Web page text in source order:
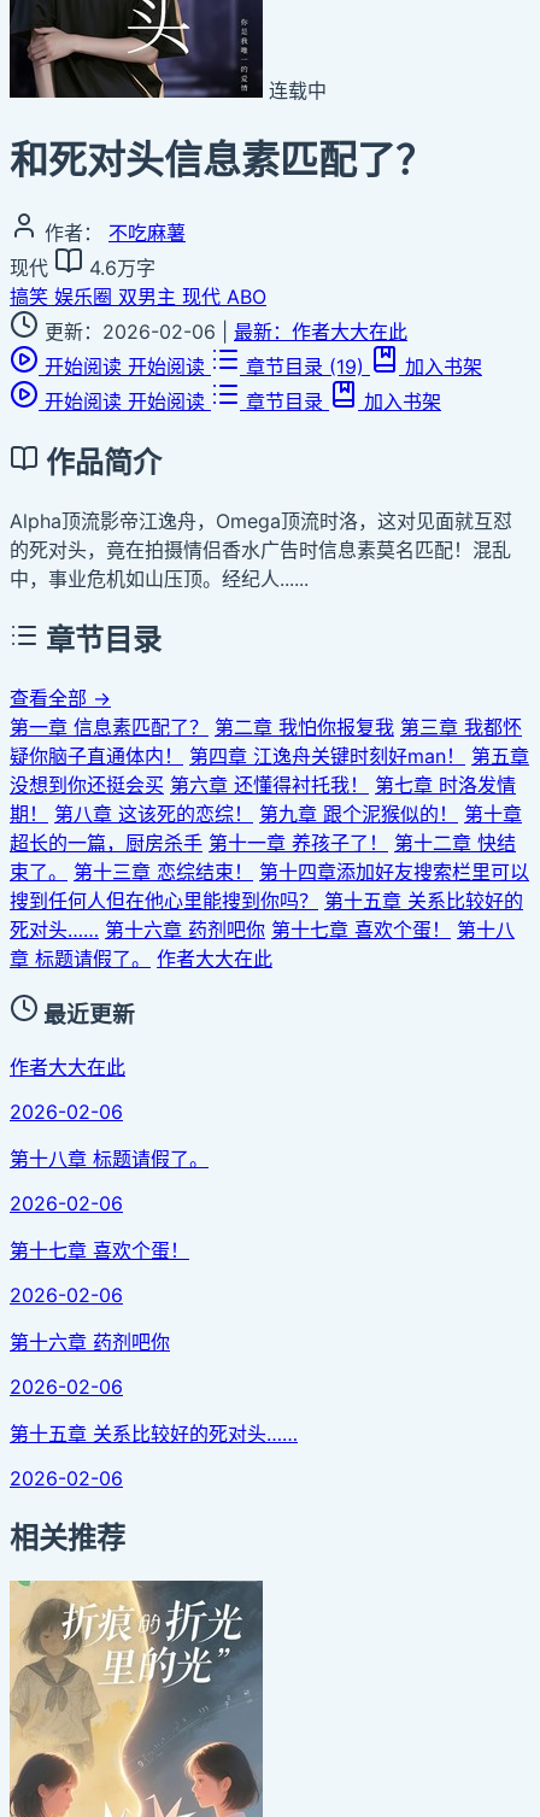
连载中
和死对头信息素匹配了？
作者：
不吃麻薯
现代
4.6万字
搞笑 娱乐圈 双男主 现代 ABO
更新：2026-02-06
最新：作者大大在此
开始阅读 开始阅读 章节目录 (19)
加入书架
开始阅读 开始阅读 章节目录 加入书架
作品简介
Alpha顶流影帝江逸舟，Omega顶流时洛，这对见面就互怼
的死对头，竟在拍摄情侣香水广告时信息素莫名匹配！混乱
中，事业危机如山压顶。经纪人......
章节目录
查看全部 →
第一章 信息素匹配了？
第二章 我怕你报复我 第三章 我都怀
疑你脑子直通体内！
第四章 江逸舟关键时刻好man！
第五章
没想到你还挺会买 第六章 还懂得衬托我！
第七章 时洛发情
期！
第八章 这该死的恋综！ 第九章 跟个泥猴似的！
第十章
超长的一篇，厨房杀手 第十一章 养孩子了！
第十二章 快结
束了。
第十三章 恋综结束！
第十四章添加好友搜索栏里可以
搜到任何人但在他心里能搜到你吗？
第十五章 关系比较好的
死对头…… 第十六章 药剂吧你 第十七章 喜欢个蛋！
第十八
章 标题请假了。
作者大大在此
最近更新
作者大大在此
2026-02-06
第十八章 标题请假了。
2026-02-06
第十七章 喜欢个蛋！
2026-02-06
第十六章 药剂吧你
2026-02-06
第十五章 关系比较好的死对头……
2026-02-06
相关推荐